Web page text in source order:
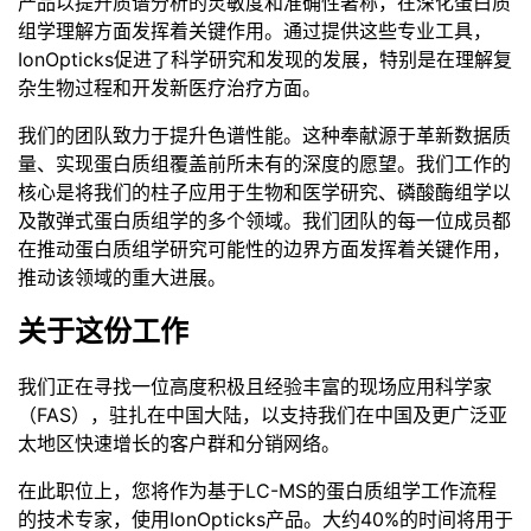
组学理解方面发挥着关键作用。通过提供这些专业工具，
IonOpticks促进了科学研究和发现的发展，特别是在理解复
杂生物过程和开发新医疗治疗方面。
我们的团队致力于提升色谱性能。这种奉献源于革新数据质
量、实现蛋白质组覆盖前所未有的深度的愿望。我们工作的
核心是将我们的柱子应用于生物和医学研究、磷酸酶组学以
及散弹式蛋白质组学的多个领域。我们团队的每一位成员都
在推动蛋白质组学研究可能性的边界方面发挥着关键作用，
推动该领域的重大进展。
关于这份工作
我们正在寻找一位高度积极且经验丰富的现场应用科学家
（FAS），驻扎在中国大陆，以支持我们在中国及更广泛亚
太地区快速增长的客户群和分销网络。
在此职位上，您将作为基于LC-MS的蛋白质组学工作流程
的技术专家，使用IonOpticks产品。大约40%的时间将用于